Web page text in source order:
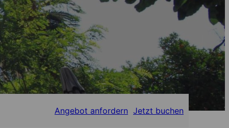
Angebot anfordern Jetzt buchen